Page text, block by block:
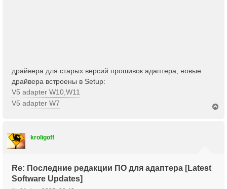
драйвера для старых версий прошивок адаптера, новые
драйвера встроены в Setup:
V5 adapter W10,W11
V5 adapter W7
kroligoff
Re: Последние редакции ПО для адаптера [Latest
Software Updates]